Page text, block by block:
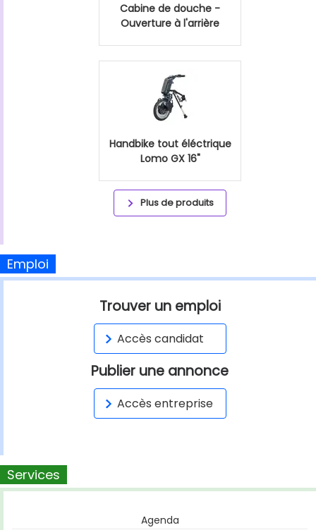
Cabine de douche -
Ouverture à l'arrière
Handbike tout éléctrique
Lomo GX 16"
Plus de produits
Emploi
Trouver un emploi
Accès candidat
Publier une annonce
Accès entreprise
Services
Agenda